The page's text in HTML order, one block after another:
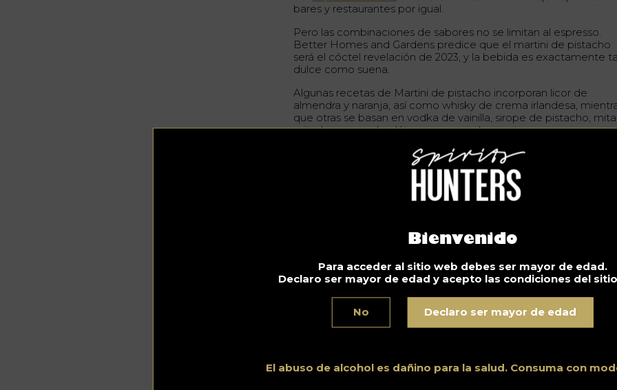
Bienvenido
Para acceder al sitio web debes ser mayor de edad.
Declaro ser mayor de edad y acepto las condiciones del
No Declaro ser mayor de edad
El abuso de alcohol es dañino para la salud. Consuma con
bares y restaurantes por igual.
Pero las combinaciones de sabores no se limitan al espresso.
Better Homes and Gardens predice que el martini de pistacho
será el cóctel revelación de 2023, y la bebida es exactamente
dulce como suena.
Algunas recetas de Martini de pistacho incorporan licor de
almendra y naranja, así como whisky de crema irlandesa,
que otras se basan en vodka de vainilla, sirope de pistacho,
mitad, y crema de plátano y crema de menta.
Mantenga estas recetas de Martini en su radar, pero añada otra a
la mezcla, una que ofrezca una versión refrescante y afrutada del
Un martini con vodka de pera es una
combinación que merece la pena maridar
Cambia el espresso por peras en este refrescante -y sencillo-
cóctel. Cocktails Cafe recomienda utilizarvodkade pera para
Para preparar la versión más básica de la bebida, necesitarás
obviamentevodka de pera, así como sirope simple y zumo de
En cuanto a la vodka de pera, existen ciertas marcas, pero